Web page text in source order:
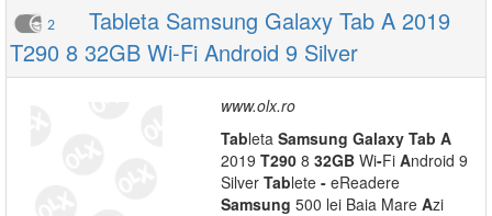
2
Tableta Samsung Galaxy Tab A 2019
T290 8 32GB Wi-Fi Android 9 Silver
www.olx.ro
Tableta Samsung Galaxy Tab A
2019 T290 8 32GB Wi-Fi Android 9
Silver Tablete - eReadere
Samsung 500 lei Baia Mare Azi